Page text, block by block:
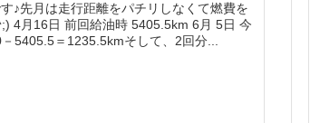
♪先月は走行距離をパチリしなくて燃費を
4月16日 前回給油時 5405.5km 6月 5日 今
5405.5＝1235.5kmそして、2回分...